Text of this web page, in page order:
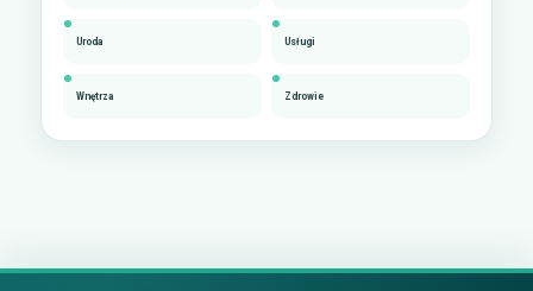
Uroda Usługi
Wnętrza Zdrowie